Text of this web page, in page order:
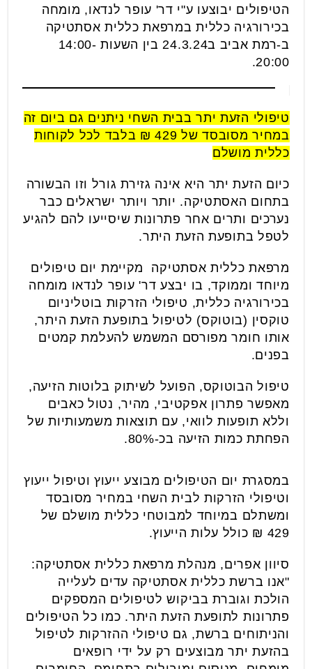
הטיפולים יבוצעו ע"י דר' עופר לנדאו, מומחה
בכירורגיה כללית במרפאת כללית אסתטיקה
ב-רמת אביב ב24.3.24 בין השעות 14:00-
20:00.
טיפולי הזעת יתר בבית השחי ניתנים גם ביום זה
במחיר מסובסד של 429 ₪ בלבד לכל לקוחות
כללית מושלם
כיום הזעת יתר היא אינה גזירת גורל וזו הבשורה
בתחום האסתטיקה. יותר ויותר ישראלים כבר
נערכים ותרים אחר פתרונות שיסייעו להם להגיע
לטפל בתופעת הזעת היתר.
מרפאת כללית אסתטיקה מקיימת יום טיפולים
מיוחד וממוקד, בו יבצע דר' עופר לנדאו מומחה
בכירורגיה כללית, טיפולי הזרקות בוטליניום
טוקסין (בוטוקס) לטיפול בתופעת הזעת היתר,
אותו חומר מפורסם המשמש להעלמת קמטים
בפנים.
טיפול הבוטוקס, הפועל לשיתוק בלוטות הזיעה,
מאפשר פתרון אפקטיבי, מהיר, נטול כאבים
וללא תופעות לוואי, עם תוצאות משמעותיות של
הפחתת כמות הזיעה בכ-80%.
במסגרת יום הטיפולים מבוצע ייעוץ וטיפול ייעוץ
וטיפולי הזרקות לבית השחי במחיר מסובסד
ומשתלם במיוחד למבוטחי כללית מושלם של
429 ₪ כולל עלות הייעוץ.
סיוון אפרים, מנהלת מרפאת כללית אסתטיקה:
"אנו ברשת כללית אסתטיקה עדים לעלייה
הולכת וגוברת בביקוש לטיפולים המספקים
פתרונות לתופעת הזעת היתר. כמו כל הטיפולים
והניתוחים ברשת, גם טיפולי ההזרקות לטיפול
בהזעת יתר מבוצעים רק על ידי רופאים